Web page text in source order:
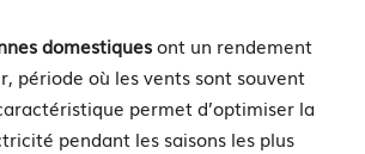
domestiquesont un rendement
période où les vents sont souvent
permet d’optimiser la
pendant les saisons les plus